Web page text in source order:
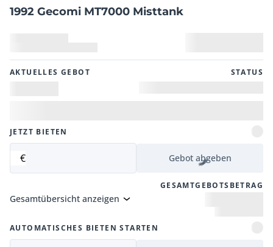
1992 Gecomi MT7000 Misttank
AKTUELLES GEBOT STATUS
JETZT BIETEN
€ Gebot abgeben
GESAMTGEBOTSBETRAG
Gesamtübersicht anzeigen
AUTOMATISCHES BIETEN STARTEN